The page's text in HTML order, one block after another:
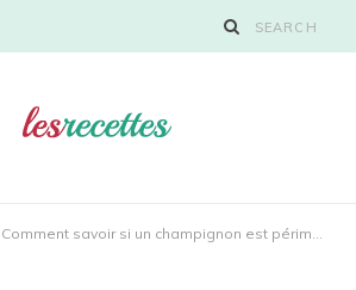
Comment savoir si un champignon est périmé ?